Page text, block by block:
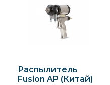
Распылитель
Fusion AP (Китай)